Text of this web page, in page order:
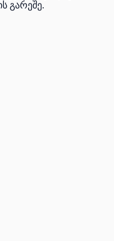
გარეშე.